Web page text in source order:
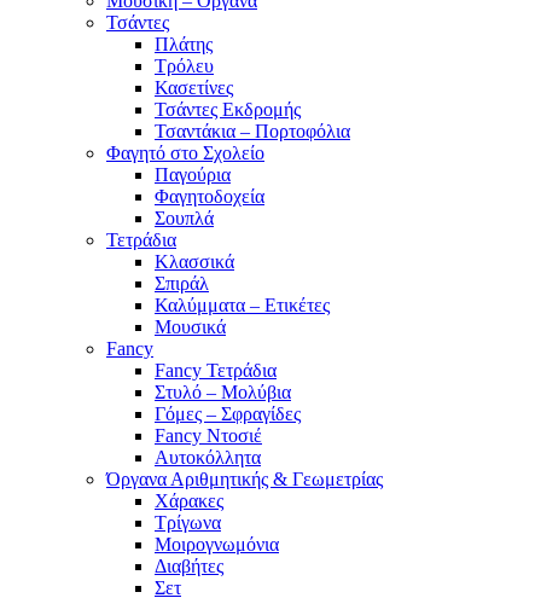
Τσάντες
Πλάτης
Τρόλευ
Κασετίνες
Τσάντες Εκδρομής
Τσαντάκια – Πορτοφόλια
Φαγητό στο Σχολείο
Παγούρια
Φαγητοδοχεία
Σουπλά
Τετράδια
Κλασσικά
Σπιράλ
Καλύμματα – Ετικέτες
Μουσικά
Fancy
Fancy Τετράδια
Στυλό – Μολύβια
Γόμες – Σφραγίδες
Fancy Ντοσιέ
Αυτοκόλλητα
Όργανα Αριθμητικής & Γεωμετρίας
Χάρακες
Τρίγωνα
Mοιρογνωμόνια
Διαβήτες
Σετ